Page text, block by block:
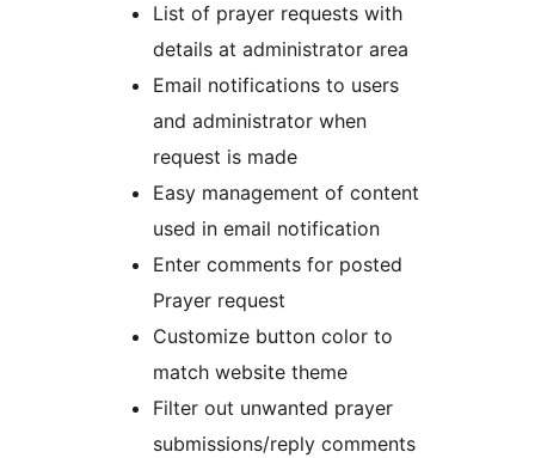
List of prayer requests with
details at administrator area
Email notifications to users
and administrator when
request is made
Easy management of content
used in email notification
Enter comments for posted
Prayer request
Customize button color to
match website theme
Filter out unwanted prayer
submissions/reply comments